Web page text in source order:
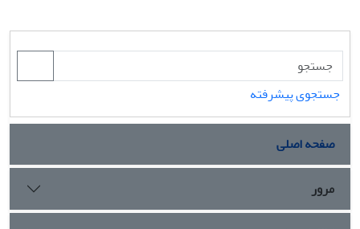
جستجوی پیشرفته
صفحه اصلی
مرور